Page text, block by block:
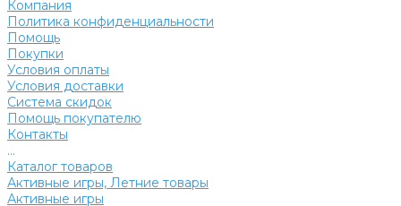
Компания
Политика конфиденциальности
Помощь
Покупки
Условия оплаты
Условия доставки
Система скидок
Помощь покупателю
Контакты
...
Каталог товаров
Активные игры, Летние товары
Активные игры